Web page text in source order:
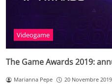
Videogame
The Game Awards 2019:
Marianna Pepe 20 Novembre 2019